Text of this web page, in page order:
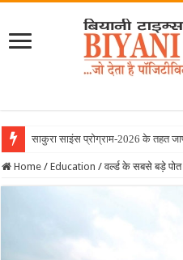
साकुरा साइंस प्रोग्राम-2026 के तहत
Home / Education / वर्ल्ड के सबसे बड़े पोत